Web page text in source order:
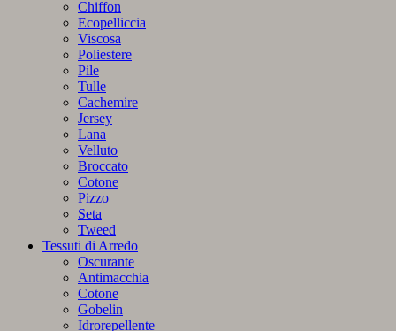
Chiffon
Ecopelliccia
Viscosa
Poliestere
Pile
Tulle
Cachemire
Jersey
Lana
Velluto
Broccato
Cotone
Pizzo
Seta
Tweed
Tessuti di Arredo
Oscurante
Antimacchia
Cotone
Gobelin
Idrorepellente